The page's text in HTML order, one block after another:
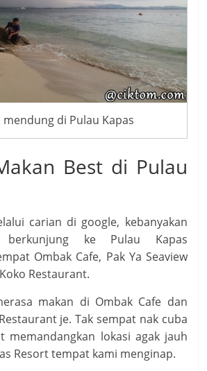
mendung di Pulau Kapas
Best di Pulau
carian di google, kebanyakan
ke Pulau Kapas
Ombak Cafe, Pak Ya Seaview
Restaurant.
makan di Ombak Cafe dan
je. Tak sempat nak cuba
memandangkan lokasi agak jauh
Resort tempat kami menginap.